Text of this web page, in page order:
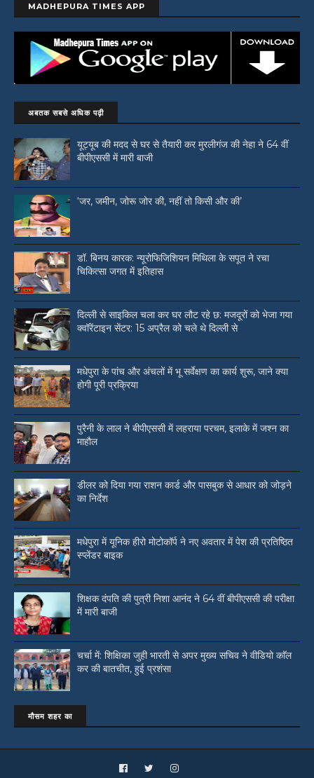
MADHEPURA TIMES APP
अबतक सबसे अधिक पढ़ी
यूट्यूब की मदद से घर से तैयारी कर मुरलीगंज की नेहा ने 64 वीं
बीपीएससी में मारी बाजी
‘जर, जमीन, जोरू जोर की, नहीं तो किसी और की’
डॉ. बिनय कारक: न्यूरोफिजिशियन मिथिला के सपूत ने रचा
चिकित्सा जगत में इतिहास
दिल्ली से साइकिल चला कर घर लौट रहे छ: मजदूरों को भेजा गया
क्वॉरेंटाइन सेंटर: 15 अप्रैल को चले थे दिल्ली से
मधेपुरा के पांच और अंचलों में भू सर्वेक्षण का कार्य शुरू, जाने क्या
होगी पूरी प्रक्रिया
पुरैनी के लाल ने बीपीएससी में लहराया परचम, इलाके में जश्न का
माहौल
डीलर को दिया गया राशन कार्ड और पासबुक से आधार को जोड़ने
का निर्देश
मधेपुरा में यूनिक हीरो मोटोकॉर्प ने नए अवतार में पेश की प्रतिष्ठित
स्प्लेंडर बाइक
शिक्षक दंपति की पुत्री निशा आनंद ने 64 वीं बीपीएससी की परीक्षा
में मारी बाजी
चर्चा में: शिक्षिका जुही भारती से अपर मुख्य सचिव ने वीडियो काॅल
कर की बातचीत, हुई प्रशंसा
मौसम शहर का